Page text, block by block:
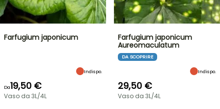
Farfugium japonicum
Indispo.
Da19,50 €
Vaso da 3L/4L
Farfugium japonicum
Aureomaculatum
DA SCOPRIRE
Indispo.
29,50 €
Vaso da 3L/4L